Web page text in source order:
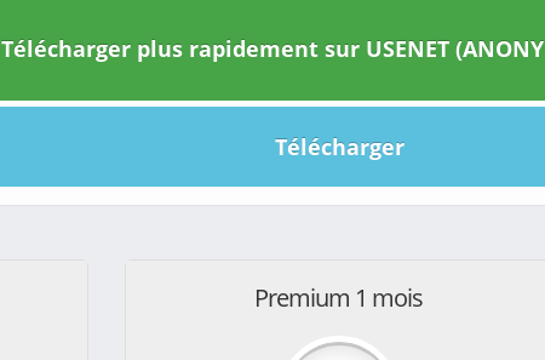
Télécharger plus rapidement sur USENET
Télécharger
Premium 1 mois